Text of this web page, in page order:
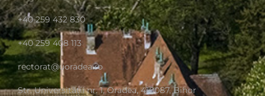
+40 259 432 830
+40 259 408 113
rectorat@uoradea.ro
Str. Universităţii nr. 1, Oradea, 410087, Bihor